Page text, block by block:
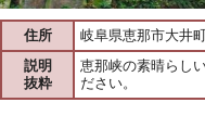
住所
岐阜県恵那市大井
説明
抜粋
恵那峡の素晴らし
ださい。